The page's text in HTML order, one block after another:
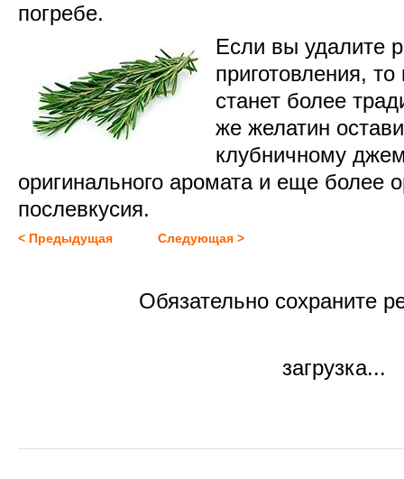
погребе.
Если вы удалите
приготовления,
станет более
же желатин
клубничному
оригинального аромата и еще более
послевкусия.
< Предыдущая Следующая >
Обязательно сохраните
загрузка...